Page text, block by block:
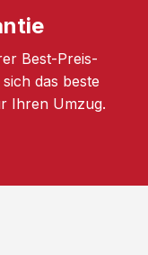
Best-Preis-
das beste
Ihren Umzug.